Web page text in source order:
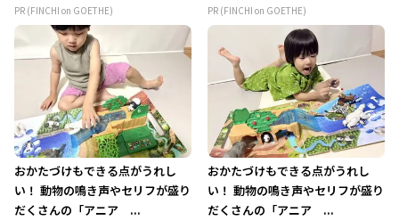
PR (FINCHI on GOETHE) PR (FINCHI on GOETHE)
おかたづけもできる点がうれし
い！ 動物の鳴き声やセリフが盛り
だくさんの「アニア ...
おかたづけもできる点がうれし
い！ 動物の鳴き声やセリフが盛り
だくさんの「アニア ...